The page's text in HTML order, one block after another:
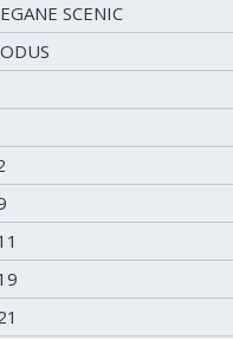
SCENIC